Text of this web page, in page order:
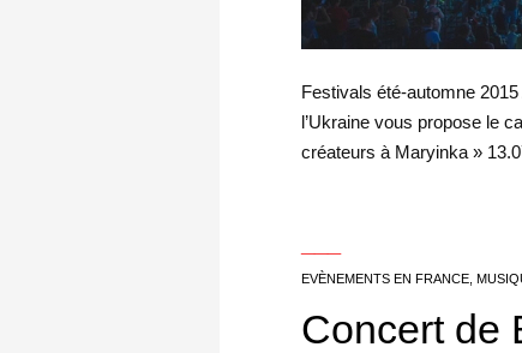
Festivals été-automne
l’Ukraine vous propose le
créateurs à Maryinka »
EVÈNEMENTS EN FRANCE ,
Concert de